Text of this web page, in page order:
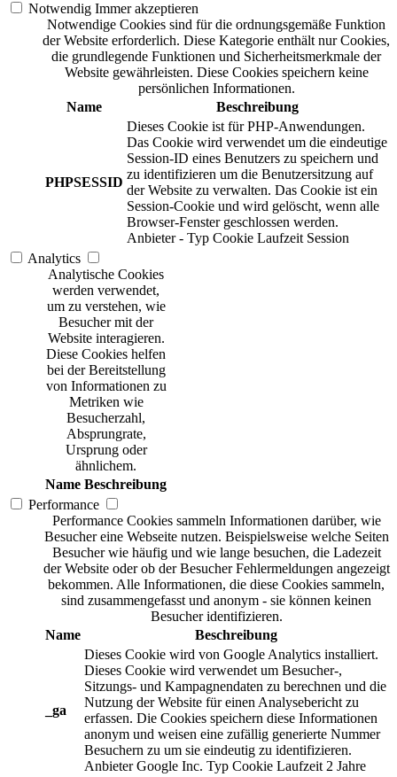
Notwendig Immer akzeptieren
Notwendige Cookies sind für die ordnungsgemäße Funktion
der Website erforderlich. Diese Kategorie enthält nur Cookies,
die grundlegende Funktionen und Sicherheitsmerkmale der
Website gewährleisten. Diese Cookies speichern keine
persönlichen Informationen.
Name
Beschreibung
PHPSESSID
Dieses Cookie ist für PHP-Anwendungen.
Das Cookie wird verwendet um die eindeutige
Session-ID eines Benutzers zu speichern und
zu identifizieren um die Benutzersitzung auf
der Website zu verwalten. Das Cookie ist ein
Session-Cookie und wird gelöscht, wenn alle
Browser-Fenster geschlossen werden.
Anbieter - Typ Cookie Laufzeit Session
Analytics
Analytische Cookies
werden verwendet,
um zu verstehen, wie
Besucher mit der
Website interagieren.
Diese Cookies helfen
bei der Bereitstellung
von Informationen zu
Metriken wie
Besucherzahl,
Absprungrate,
Ursprung oder
ähnlichem.
Name Beschreibung
Performance
Performance Cookies sammeln Informationen darüber, wie
Besucher eine Webseite nutzen. Beispielsweise welche Seiten
Besucher wie häufig und wie lange besuchen, die Ladezeit
der Website oder ob der Besucher Fehlermeldungen angezeigt
bekommen. Alle Informationen, die diese Cookies sammeln,
sind zusammengefasst und anonym - sie können keinen
Besucher identifizieren.
Name
Beschreibung
_ga
Dieses Cookie wird von Google Analytics installiert.
Dieses Cookie wird verwendet um Besucher-,
Sitzungs- und Kampagnendaten zu berechnen und die
Nutzung der Website für einen Analysebericht zu
erfassen. Die Cookies speichern diese Informationen
anonym und weisen eine zufällig generierte Nummer
Besuchern zu um sie eindeutig zu identifizieren.
Anbieter Google Inc. Typ Cookie Laufzeit 2 Jahre